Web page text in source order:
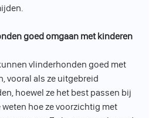
goed omgaan met kinderen
vlinderhonden goed met
vooral als ze uitgebreid
hoewel ze het best passen bij
hoe ze voorzichtig met